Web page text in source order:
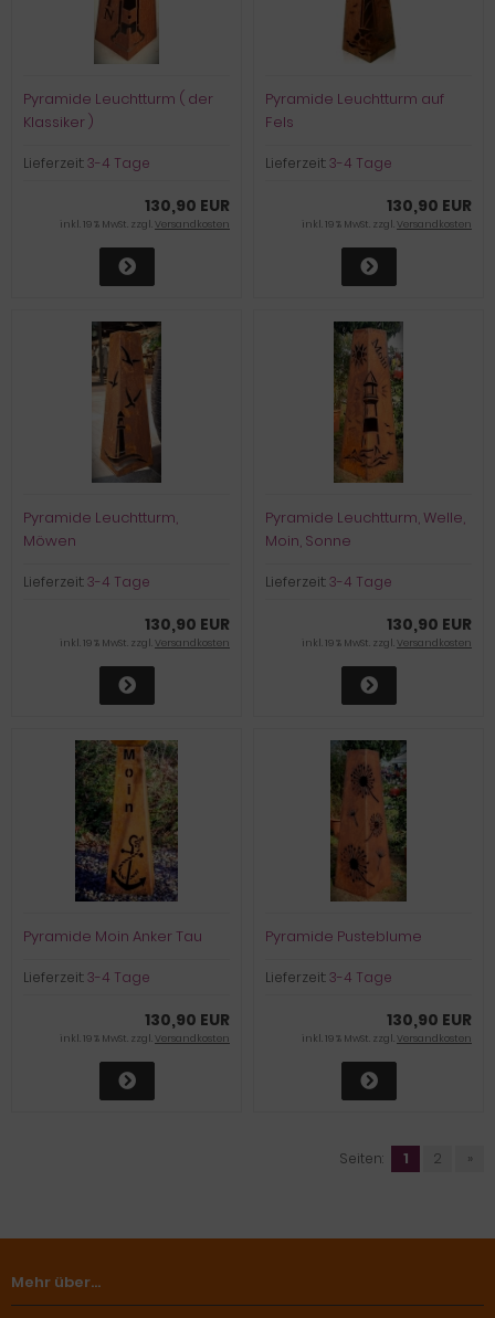
Pyramide Leuchtturm ( der
Klassiker )
Lieferzeit:3-4 Tage
130,90 EUR
inkl. 19 % MwSt. zzgl.Versandkosten
Pyramide Leuchtturm auf
Fels
Lieferzeit:3-4 Tage
130,90 EUR
inkl. 19 % MwSt. zzgl.Versandkosten
Pyramide Leuchtturm,
Möwen
Lieferzeit:3-4 Tage
130,90 EUR
inkl. 19 % MwSt. zzgl.Versandkosten
Pyramide Leuchtturm, Welle,
Moin, Sonne
Lieferzeit:3-4 Tage
130,90 EUR
inkl. 19 % MwSt. zzgl.Versandkosten
Pyramide Moin Anker Tau
Lieferzeit:3-4 Tage
130,90 EUR
inkl. 19 % MwSt. zzgl.Versandkosten
Pyramide Pusteblume
Lieferzeit:3-4 Tage
130,90 EUR
inkl. 19 % MwSt. zzgl.Versandkosten
Seiten: 1 2 »
Mehr über...